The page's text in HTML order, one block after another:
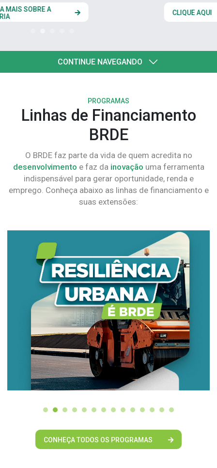
CLIQUE AQUI
CONTINUE NAVEGANDO
PROGRAMAS
Linhas de Financiamento
BRDE
O BRDE faz parte da vida de quem acredita no
desenvolvimento e faz da inovação uma ferramenta
indispensável para gerar oportunidade, renda e
emprego. Conheça abaixo as linhas de financiamento e
suas extensões:
CONHEÇA TODOS OS PROGRAMAS